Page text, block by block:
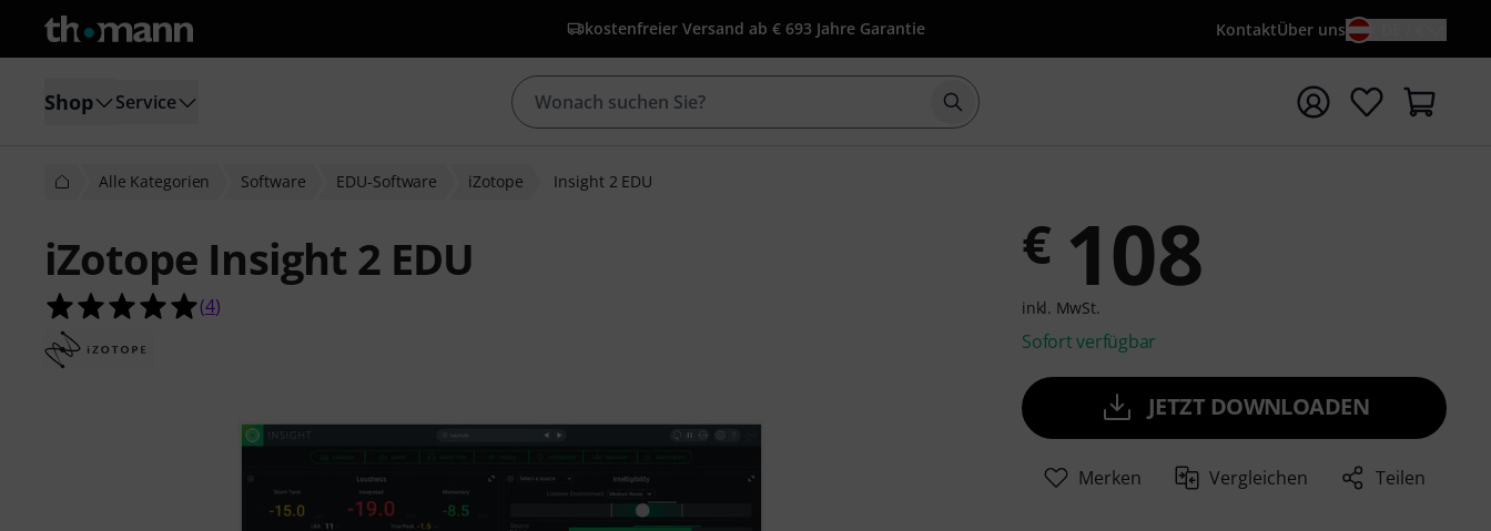
kostenfreier Versand ab € 693 Jahre Garantie KontaktÜber uns
Shop Service Suche mit Suchwort {searchTerm} starten
Alle Kategorien Software EDU-Software iZotope Insight 2 EDU
iZotope Insight 2 EDU
5.0 von 5 Sternen aus 4 Kundenbewertungen
(4)
€ 108
inkl. MwSt.
Sofort verfügbar
JETZT DOWNLOADEN
Merken Vergleichen Teilen